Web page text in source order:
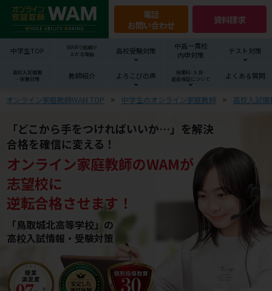
電話
お問い合わせ
資料請求
中学生TOP
WAMで成績が
上がる理由
高校受験対策
中高一貫校
内申対策
テスト対策
高校入試情報
・受験対策
教師紹介 よろこびの声
授業料･入会･
返金保証について
よくある質問
オンライン家庭教師WAM TOP 中学生のオンライン家庭教師 高校入試
「どこから手をつければいいか…」を解決
合格を確信に変える！
オンライン家庭教師のWAMが
志望校に
逆転合格させます！
「鳥取城北高等学校」の
高校入試情報・受験対策